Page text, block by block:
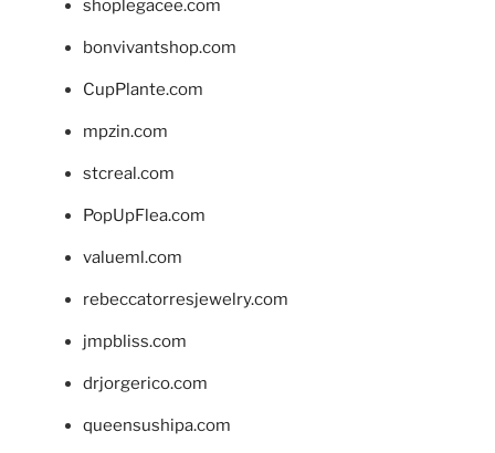
shoplegacee.com
bonvivantshop.com
CupPlante.com
mpzin.com
stcreal.com
PopUpFlea.com
valueml.com
rebeccatorresjewelry.com
jmpbliss.com
drjorgerico.com
queensushipa.com